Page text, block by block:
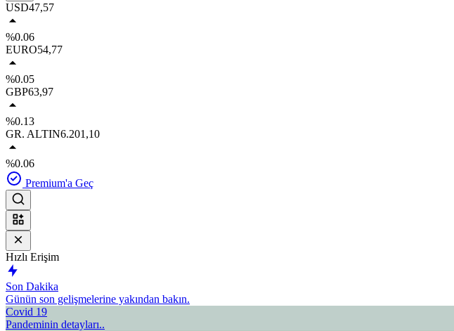
USD47,57
%0.06
EURO54,77
%0.05
GBP63,97
%0.13
GR. ALTIN6.201,10
%0.06
Premium'a Geç
Hızlı Erişim
Son Dakika
Günün son gelişmelerine yakından bakın.
Covid 19
Pandeminin detayları..